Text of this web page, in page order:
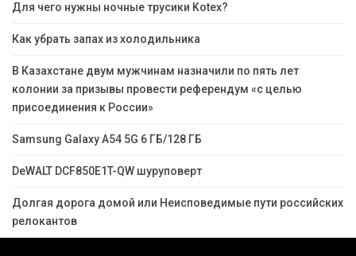
Для чего нужны ночные трусики Kotex?
Как убрать запах из холодильника
В Казахстане двум мужчинам назначили по пять лет
колонии за призывы провести референдум «с целью
присоединения к России»
Samsung Galaxy A54 5G 6 ГБ/128 ГБ
DeWALT DCF850E1T-QW шуруповерт
Долгая дорога домой или Неисповедимые пути российских
релокантов